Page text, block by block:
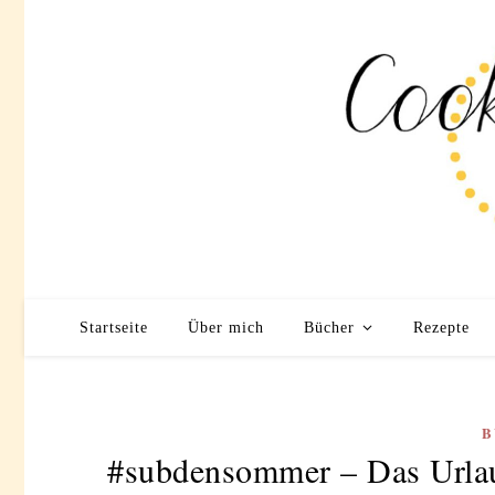
Startseite Über mich Bücher Rezepte
#subdensommer – Das